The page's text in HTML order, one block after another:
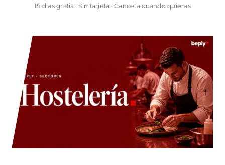
15 días gratis · Sin tarjeta · Cancela cuando quieras